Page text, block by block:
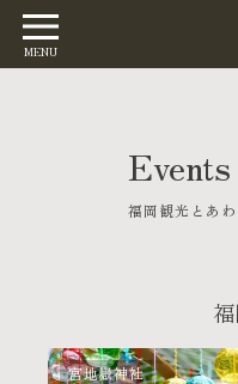
MENU
福岡観光とあ
宮地嶽神社